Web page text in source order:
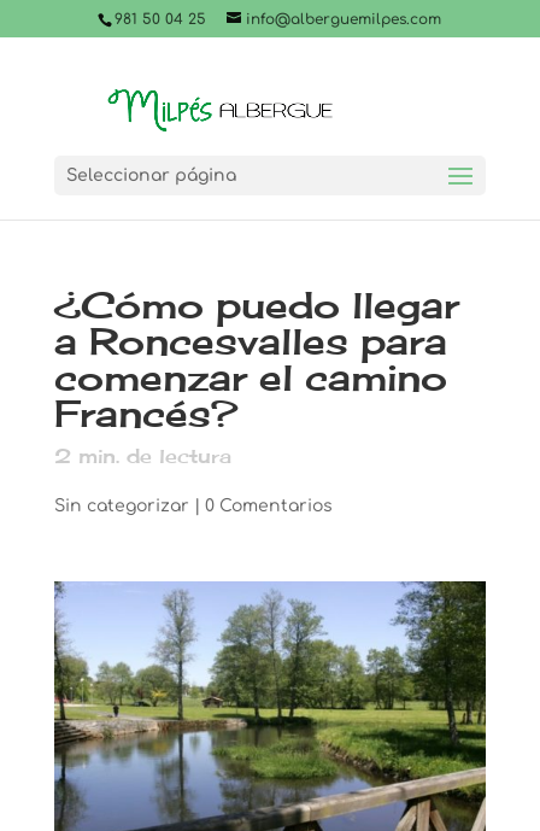
981 50 04 25 info@alberguemilpes.com
Seleccionar página
¿Cómo puedo llegar
a Roncesvalles para
comenzar el camino
Francés?
2 min. de lectura
Sin categorizar 0 Comentarios